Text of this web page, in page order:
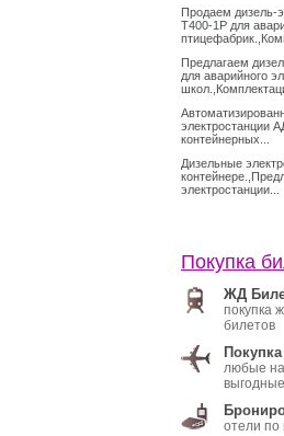
Продаем дизель-
Т400-1Р для
Предлагаем
для аварийного
электростанции
контейнерных...
Дизельные
электростанции...
Покупка
ЖД
покупка
билетов
любые
отели по